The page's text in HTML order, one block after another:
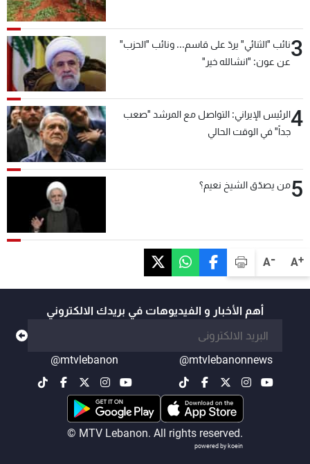
A+
A-
3نائب "الثنائي" يردّ على قاسم... ونائب "الحزب"
عن عون: "انشالله خير"
4الرئيس الإيراني: التواصل مع المرشد "صعب
جداً" في الوقت الحالي
5من يصدّق الشيخ نعيم؟
أهم الأخبار و الفيديوهات في بريدك الالكتروني
@mtvlebanonnews
@mtvlebanon
© MTV Lebanon. All rights reserved.
powered by koein